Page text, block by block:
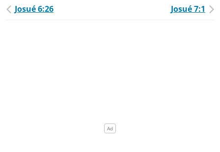
Josué 6:26 Josué 7:1